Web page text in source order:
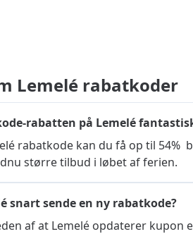
Lemelé rabatkoder
rabatten på Lemelé
rabatkode kan du få op til 54%
større tilbud i løbet af ferien.
snart sende en ny rabatkode?
af ​​at Lemelé opdaterer kupon